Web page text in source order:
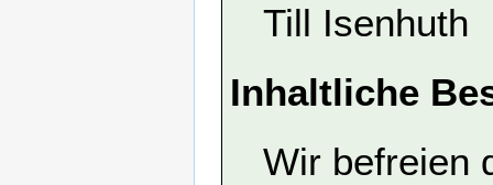
Till Isenhuth
Inhaltliche
Wir befreien